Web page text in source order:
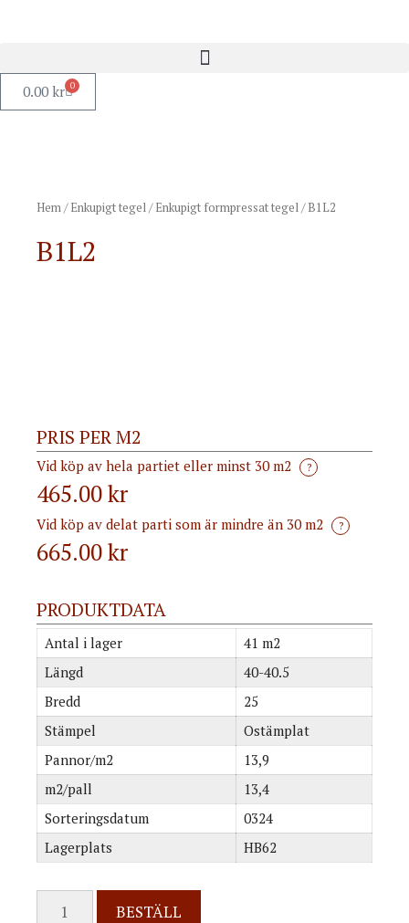
0.00 kr 0
Hem/Enkupigt tegel/Enkupigt formpressat tegel/ B1L2
B1L2
PRIS PER M2
Vid köp av hela partiet eller minst 30 m2 ?
465.00 kr
Vid köp av delat parti som är mindre än 30 m2 ?
665.00kr
PRODUKTDATA
Antal i lager
41 m2
Längd
40-40.5
Bredd
25
Stämpel
Ostämplat
Pannor/m2
13,9
m2/pall
13,4
Sorteringsdatum
0324
Lagerplats
HB62
BESTÄLL